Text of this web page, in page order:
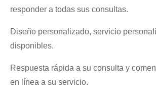
responder a todas sus consultas.
Diseño personalizado, servicio
disponibles.
Respuesta rápida a su consulta y
en línea a su servicio.